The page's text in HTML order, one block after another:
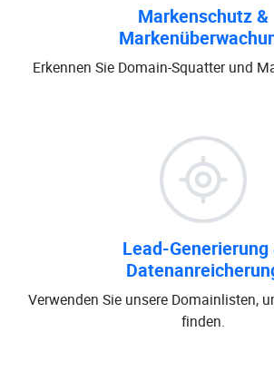
Markenschutz &
Erkennen Sie Domain-Squatter und
Lead-Generierung
Verwenden Sie unsere Domainlisten,
finden.